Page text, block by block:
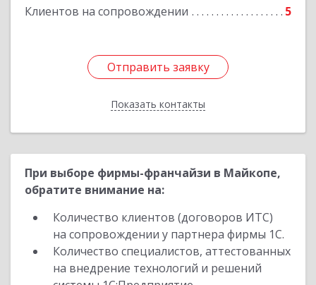
Клиентов на сопровождении 5
Отправить заявку
Показать контакты
Подробнее
Отправить заявку
Назад
При выборе фирмы-франчайзи в Майкопе,
обратите внимание на:
Количество клиентов (договоров ИТС)
на сопровождении у партнера фирмы 1С.
Количество специалистов, аттестованных
на внедрение технологий и решений